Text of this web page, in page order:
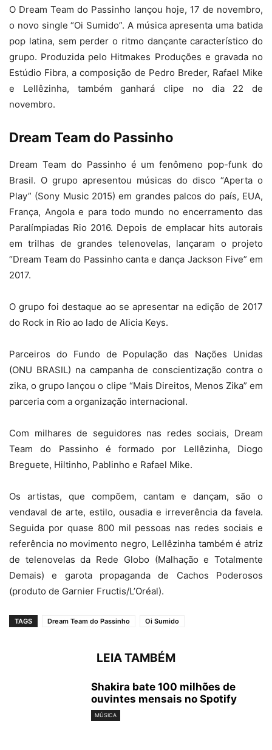
O Dream Team do Passinho lançou hoje, 17 de novembro,
o novo single “Oi Sumido”. A música apresenta uma batida
pop latina, sem perder o ritmo dançante característico do
grupo. Produzida pelo Hitmakes Produções e gravada no
Estúdio Fibra, a composição de Pedro Breder, Rafael Mike
e Lellêzinha, também ganhará clipe no dia 22 de
novembro.
Dream Team do Passinho
Dream Team do Passinho é um fenômeno pop-funk do
Brasil. O grupo apresentou músicas do disco “Aperta o
Play” (Sony Music 2015) em grandes palcos do país, EUA,
França, Angola e para todo mundo no encerramento das
Paralímpiadas Rio 2016. Depois de emplacar hits autorais
em trilhas de grandes telenovelas, lançaram o projeto
“Dream Team do Passinho canta e dança Jackson Five” em
2017.
O grupo foi destaque ao se apresentar na edição de 2017
do Rock in Rio ao lado de Alicia Keys.
Parceiros do Fundo de População das Nações Unidas
(ONU BRASIL) na campanha de conscientização contra o
zika, o grupo lançou o clipe “Mais Direitos, Menos Zika” em
parceria com a organização internacional.
Com milhares de seguidores nas redes sociais, Dream
Team do Passinho é formado por Lellêzinha, Diogo
Breguete, Hiltinho, Pablinho e Rafael Mike.
Os artistas, que compõem, cantam e dançam, são o
vendaval de arte, estilo, ousadia e irreverência da favela.
Seguida por quase 800 mil pessoas nas redes sociais e
referência no movimento negro, Lellêzinha também é atriz
de telenovelas da Rede Globo (Malhação e Totalmente
Demais) e garota propaganda de Cachos Poderosos
(produto de Garnier Fructis/L’Oréal).
TAGS Dream Team do Passinho Oi Sumido
LEIA TAMBÉM
Shakira bate 100 milhões de
ouvintes mensais no Spotify
MÚSICA